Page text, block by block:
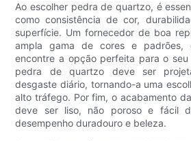
Ao escolher pedra de quartzo, é
como consistência de cor,
superfície. Um fornecedor de boa
ampla gama de cores e padrões,
encontre a opção perfeita para o
pedra de quartzo deve ser
desgaste diário, tornando-a uma
alto tráfego. Por fim, o acabamento
deve ser liso, não poroso e fácil
desempenho duradouro e beleza.